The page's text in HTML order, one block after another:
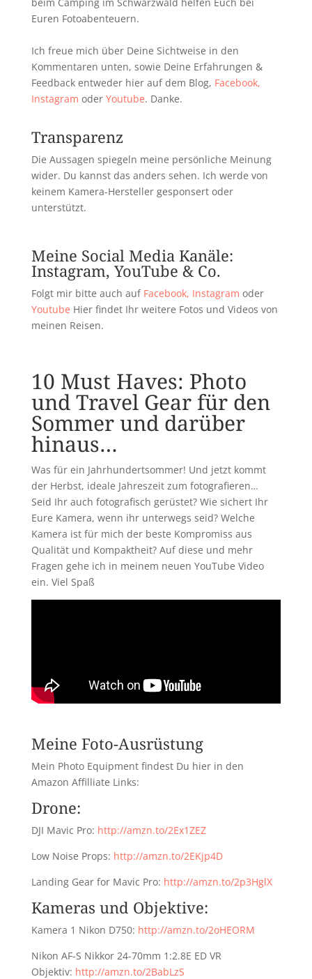
Euren Fotoabenteuern.
Ich freue mich über Deine Sichtweise in den
Kommentaren unten, sowie Deine Erfahrungen &
Feedback entweder hier auf dem Blog, Facebook,
Instagram oder Youtube. Danke.
Transparenz
Die Aussagen spiegeln meine persönliche Meinung
wider. Du kannst das anders sehen. Ich werde von
keinem Kamera-Hersteller gesponsert oder
unterstützt.
Meine Social Media Kanäle:
Instagram, YouTube & Co.
Folgt mir bitte auch auf Facebook, Instagram oder
Youtube Hier findet Ihr weitere Fotos und Videos von
meinen Reisen.
10 Must Haves: Photo
und Travel Gear für den
Sommer und darüber
hinaus…
Was für ein Jahrhundertsommer! Und jetzt kommt
der Herbst, ideale Jahreszeit zum fotografieren…
Seid Ihr auch fotografisch gerüstet? Wie sichert Ihr
Eure Kamera, wenn ihr unterwegs seid? Welche
Kamera ist für mich der beste Kompromiss aus
Qualität und Kompaktheit? Auf diese und mehr
Fragen gehe ich in meinem neuen YouTube Video
ein. Viel Spaß
Meine Foto-Ausrüstung
Mein Photo Equipment findest Du hier in den
Amazon Affilliate Links:
Drone:
DJI Mavic Pro: http://amzn.to/2Ex1ZEZ
Low Noise Props: http://amzn.to/2EKjp4D
Landing Gear for Mavic Pro: http://amzn.to/2p3HglX
Kameras und Objektive:
Kamera 1 Nikon D750: http://amzn.to/2oHEORM
Nikon AF-S Nikkor 24-70mm 1:2.8E ED VR
Objektiv: http://amzn.to/2BabLzS